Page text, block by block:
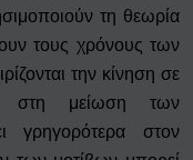
τη θεωρία
τους χρόνους των
την κίνηση σε
στη μείωση των
γρηγορότερα στον